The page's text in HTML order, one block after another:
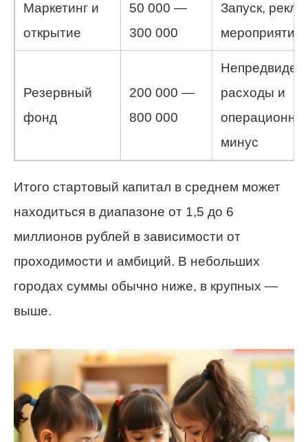
Маркетинг и
открытие
50 000 —
300 000
Запуск,
мероприятия
Резервный
фонд
200 000 —
800 000
расходы и
минус
Итого стартовый капитал в среднем может
находиться в диапазоне от 1,5 до 6
миллионов рублей в зависимости от
проходимости и амбиций. В небольших
городах суммы обычно ниже, в крупных —
выше.